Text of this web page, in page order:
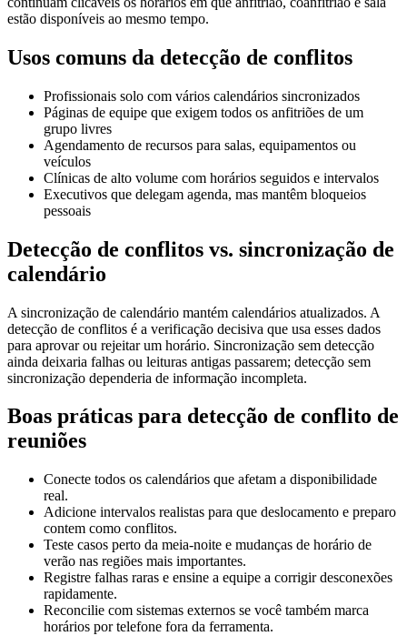
estão disponíveis ao mesmo tempo.
Usos comuns da detecção de conflitos
Profissionais solo com vários calendários sincronizados
Páginas de equipe que exigem todos os anfitriões de um
grupo livres
Agendamento de recursos para salas, equipamentos ou
veículos
Clínicas de alto volume com horários seguidos e intervalos
Executivos que delegam agenda, mas mantêm bloqueios
pessoais
Detecção de conflitos vs. sincronização de
calendário
A sincronização de calendário mantém calendários atualizados. A
detecção de conflitos é a verificação decisiva que usa esses dados
para aprovar ou rejeitar um horário. Sincronização sem detecção
ainda deixaria falhas ou leituras antigas passarem; detecção sem
sincronização dependeria de informação incompleta.
Boas práticas para detecção de conflito de
reuniões
Conecte todos os calendários que afetam a disponibilidade
real.
Adicione intervalos realistas para que deslocamento e preparo
contem como conflitos.
Teste casos perto da meia-noite e mudanças de horário de
verão nas regiões mais importantes.
Registre falhas raras e ensine a equipe a corrigir desconexões
rapidamente.
Reconcilie com sistemas externos se você também marca
horários por telefone fora da ferramenta.